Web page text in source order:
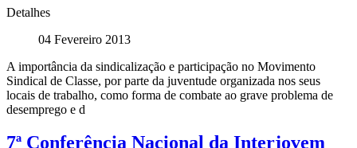
Detalhes
04 Fevereiro 2013
A importância da sindicalização e participação no Movimento
Sindical de Classe, por parte da juventude organizada nos seus
locais de trabalho, como forma de combate ao grave problema de
desemprego e d
7ª Conferência Nacional da Interjovem